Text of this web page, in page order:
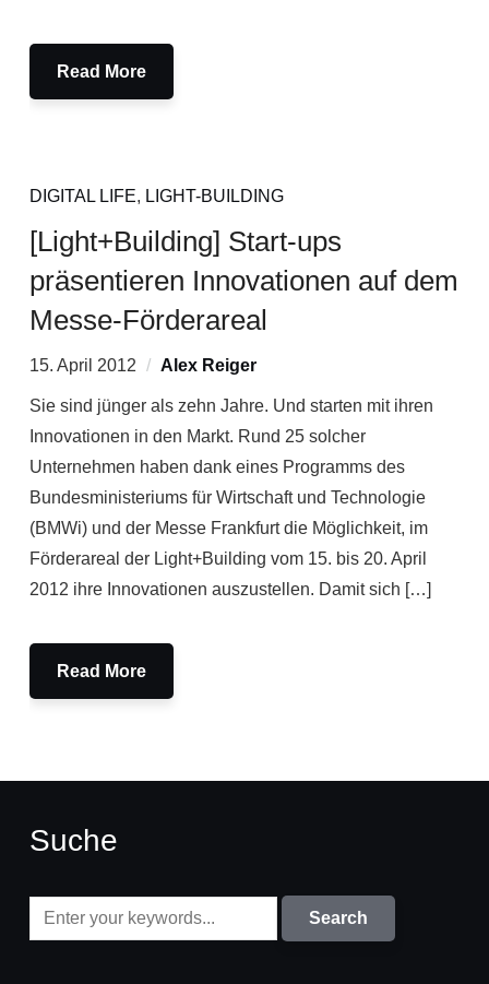
Read More
DIGITAL LIFE, LIGHT-BUILDING
[Light+Building] Start-ups
präsentieren Innovationen auf dem
Messe-Förderareal
15. April 2012 Alex Reiger
Sie sind jünger als zehn Jahre. Und starten mit ihren
Innovationen in den Markt. Rund 25 solcher
Unternehmen haben dank eines Programms des
Bundesministeriums für Wirtschaft und Technologie
(BMWi) und der Messe Frankfurt die Möglichkeit, im
Förderareal der Light+Building vom 15. bis 20. April
2012 ihre Innovationen auszustellen. Damit sich […]
Read More
Suche